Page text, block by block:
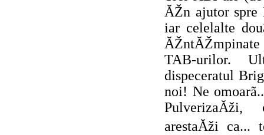
ĂŽn ajutor spre
iar celelalte
TAB-urilor.
dispeceratul
noi! Ne
PulverizaĂži,
arestaĂži ca...